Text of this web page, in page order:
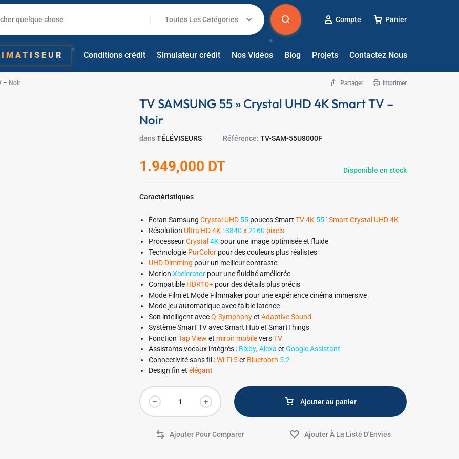
Toutes Les Catégories Compte Panier
Conditions crédit Simulateur crédit Nos Vidéos Blog Projets Contactez Nous
– Noir Partager Imprimer
TV SAMSUNG 55 » Crystal UHD 4K Smart TV –
Noir
dansTÉLÉVISEURS Référence:TV-SAM-55U8000F
1.949,000 DT Disponible en stock
Caractéristiques
Écran SamsungCrystal UHD 55 pouces SmartTV 4K 55’’ Smart Crystal UHD 4K
Résolution Ultra HD 4K :3840 x2160 pixels
ProcesseurCrystal4K pour une image optimisée et fluide
Technologie PurColor pour des couleurs plus réalistes
UHD Dimming pour un meilleur contraste
MotionXcelerator pour une fluidité améliorée
Compatible HDR10+ pour des détails plus précis
Mode Film et Mode Filmmaker pour une expérience cinéma immersive
Mode jeu automatique avec faible latence
Son intelligent avecQ-SymphonyetAdaptive Sound
Système Smart TV avec Smart Hub et SmartThings
FonctionTap View et miroir mobileversTV
Assistants vocaux intégrés : Bixby,Alexa etGoogle Assistant
Connectivité sans fil :Wi-Fi 5et Bluetooth 5.2
Design fin etélégant
Dimensions avec pied :
1224.6 x 759.1 x 199 mm
Garantie :2 ans Ajouter au panier
✱
✱